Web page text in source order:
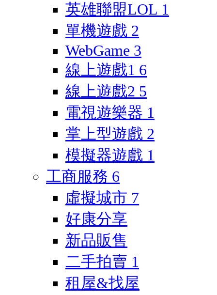
英雄聯盟LOL 1
單機遊戲 2
WebGame 3
線上遊戲1 6
線上遊戲2 5
電視遊樂器 1
掌上型遊戲 2
模擬器遊戲 1
工商服務 6
虛擬城市 7
好康分享
新品販售
二手拍賣 1
租屋&找屋